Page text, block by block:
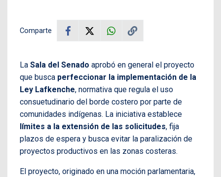
Comparte
La Sala del Senado aprobó en general el proyecto
que busca perfeccionar la implementación de la
Ley Lafkenche, normativa que regula el uso
consuetudinario del borde costero por parte de
comunidades indígenas. La iniciativa establece
límites a la extensión de las solicitudes, fija
plazos de espera y busca evitar la paralización de
proyectos productivos en las zonas costeras.
El proyecto, originado en una moción parlamentaria,